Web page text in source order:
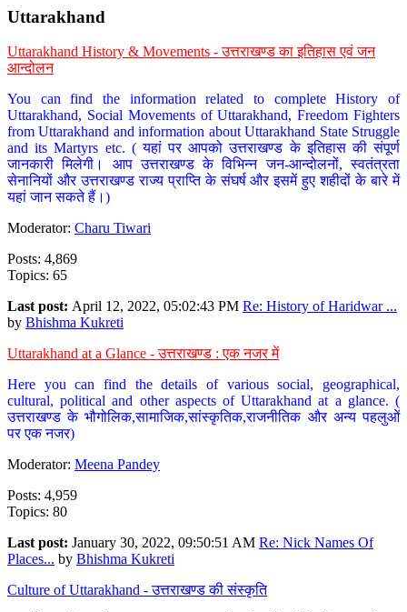
Uttarakhand
Uttarakhand History & Movements - उत्तराखण्ड का इतिहास एवं जन
आन्दोलन
You can find the information related to complete History of
Uttarakhand, Social Movements of Uttarakhand, Freedom Fighters
from Uttarakhand and information about Uttarakhand State Struggle
and its Martyrs etc. ( यहां पर आपको उत्तराखण्ड के इतिहास की संपूर्ण
जानकारी मिलेगी। आप उत्तराखण्ड के विभिन्न जन-आन्दोलनों, स्वतंत्रता
सेनानियों और उत्तराखण्ड राज्य प्राप्ति के संघर्ष और इसमें हुए शहीदों के बारे में
यहां जान सकते हैं।)
Moderator: Charu Tiwari
Posts: 4,869
Topics: 65
Last post: April 12, 2022, 05:02:43 PM Re: History of Haridwar ...
by Bhishma Kukreti
Uttarakhand at a Glance - उत्तराखण्ड : एक नजर में
Here you can find the details of various social, geographical,
cultural, political and other aspects of Uttarakhand at a glance. (
उत्तराखण्ड के भौगोलिक,सामाजिक,सांस्कृतिक,राजनीतिक और अन्य पहलुओं
पर एक नजर)
Moderator: Meena Pandey
Posts: 4,959
Topics: 80
Last post: January 30, 2022, 09:50:51 AM Re: Nick Names Of
Places... by Bhishma Kukreti
Culture of Uttarakhand - उत्तराखण्ड की संस्कृति